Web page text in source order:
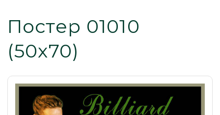
Постер 01010
(50х70)